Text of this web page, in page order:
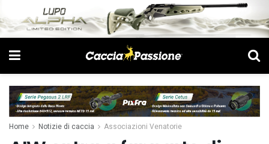
Home Notizie di caccia Associazioni Venatorie